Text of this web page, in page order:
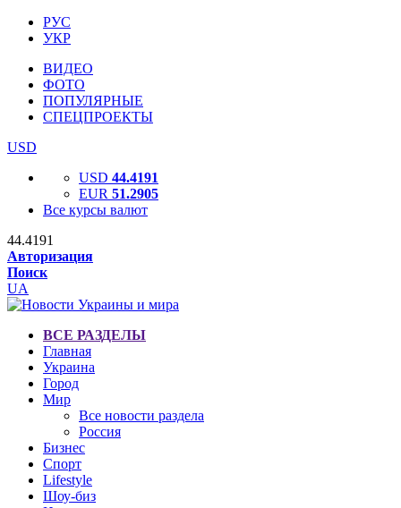
РУС
УКР
ВИДЕО
ФОТО
ПОПУЛЯРНЫЕ
СПЕЦПРОЕКТЫ
USD
USD 44.4191
EUR 51.2905
Все курсы валют
44.4191
Авторизация
Поиск
UA
ВСЕ РАЗДЕЛЫ
Главная
Украина
Город
Мир
Все новости раздела
Россия
Бизнес
Спорт
Lifestyle
Шоу-биз